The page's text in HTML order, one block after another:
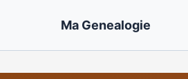
Ma Genealogie